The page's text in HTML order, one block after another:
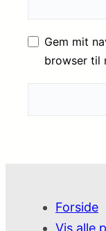
Gem mit
browser til
Forside